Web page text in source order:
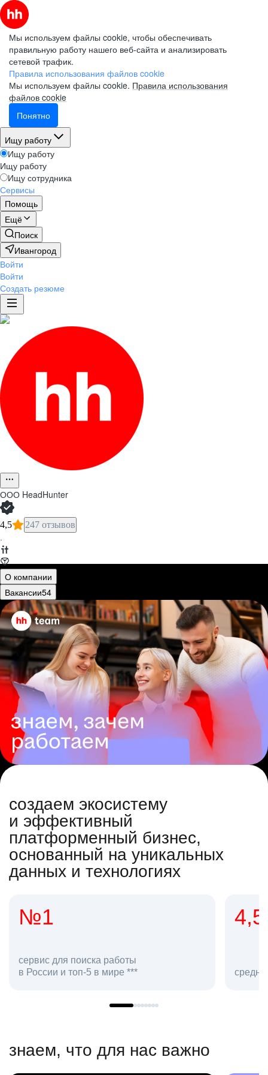
Мы используем файлы cookie, чтобы обеспечивать
правильную работу нашего веб-сайта и анализировать
сетевой трафик.
Правила использования файлов cookie
Мы используем файлы cookie. Правила использования
файлов cookie
Понятно
Ищу работу
Ищу работу
Ищу работу
Ищу сотрудника
Сервисы
Помощь
Ещё
Поиск
Ивангород
Войти
Войти
Создать резюме
ООО HeadHunter
4,5 247 отзывов
·
О компании
Вакансии54
создаем экосистему
и эффективный
платформенный бизнес,
основанный на уникальных
данных и технологиях
4,5
средняя оценка hh.ru как работодателя **
в
знаем, что для нас важно